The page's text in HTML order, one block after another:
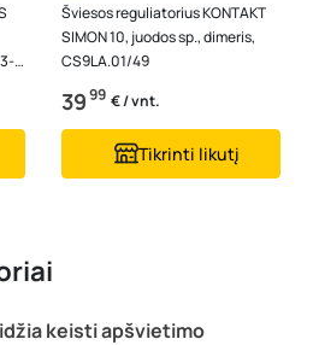
Šviesos reguliatorius KONTAKT
SIMON 10, juodos sp., dimeris,
CS9LA.01/49
3999 € / vnt.
Tikrinti likutį
keisti apšvietimo